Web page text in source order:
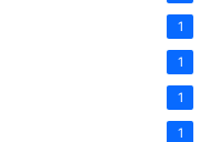
1
1
1
1